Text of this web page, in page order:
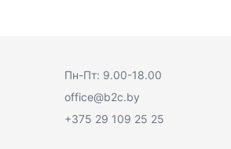
Пн-Пт: 9.00-18.00
office@b2c.by
+375 29 109 25 25